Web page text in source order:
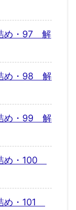
め・97 解
め・98 解
め・99 解
め・100
め・101